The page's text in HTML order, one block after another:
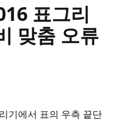
표그리
맞춤 오류
기에서 표의 우측 끝단